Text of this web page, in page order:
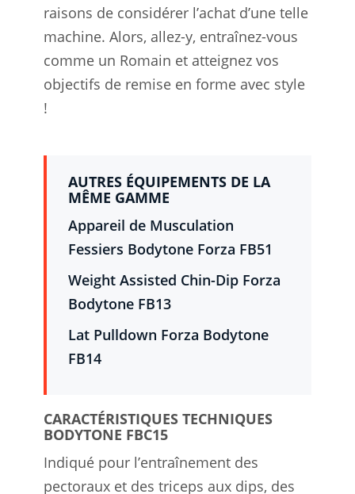
raisons de considérer l’achat d’une telle
machine. Alors, allez-y, entraînez-vous
comme un Romain et atteignez vos
objectifs de remise en forme avec style
!
AUTRES ÉQUIPEMENTS DE LA
MÊME GAMME
Appareil de Musculation
Fessiers Bodytone Forza FB51
Weight Assisted Chin-Dip Forza
Bodytone FB13
Lat Pulldown Forza Bodytone
FB14
CARACTÉRISTIQUES TECHNIQUES
BODYTONE FBC15
Indiqué pour l’entraînement des
pectoraux et des triceps aux dips, des